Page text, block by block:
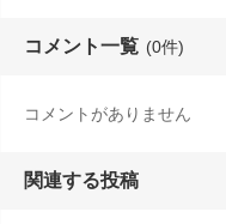
コメント一覧 (0件)
コメントがありません
関連する投稿